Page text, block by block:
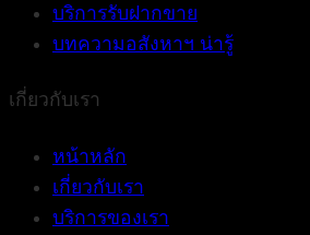
บริการรับฝากขาย
บทความอสังหาฯ น่ารู้
เกี่ยวกับเรา
หน้าหลัก
เกี่ยวกับเรา
บริการของเรา